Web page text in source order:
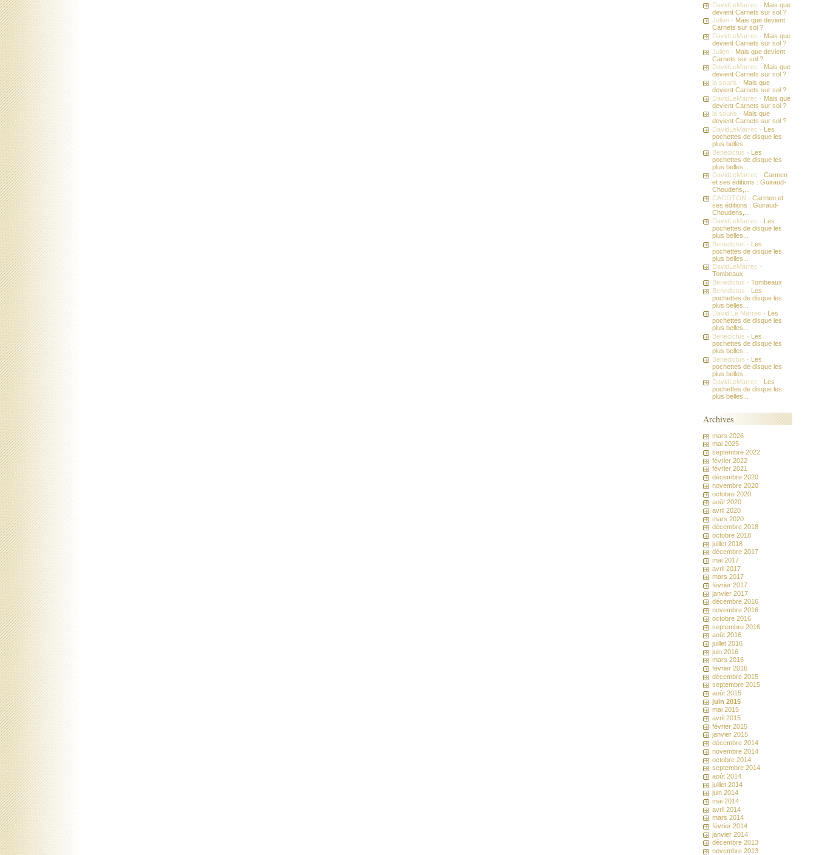
DavidLeMarrec - Mais que
devient Carnets sur sol ?
Julien - Mais que devient
Carnets sur sol ?
DavidLeMarrec - Mais que
devient Carnets sur sol ?
Julien - Mais que devient
Carnets sur sol ?
DavidLeMarrec - Mais que
devient Carnets sur sol ?
la souris - Mais que
devient Carnets sur sol ?
DavidLeMarrec - Mais que
devient Carnets sur sol ?
la souris - Mais que
devient Carnets sur sol ?
DavidLeMarrec - Les
pochettes de disque les
plus belles...
Benedictus - Les
pochettes de disque les
plus belles...
DavidLeMarrec -Carmen
et ses éditions : Guiraud-
Choudens,...
CACOTON -Carmen et
ses éditions : Guiraud-
Choudens,...
DavidLeMarrec - Les
pochettes de disque les
plus belles...
Benedictus - Les
pochettes de disque les
plus belles...
DavidLeMarrec -
Tombeaux
Benedictus -Tombeaux
Benedictus - Les
pochettes de disque les
plus belles...
David Le Marrec -
Les
pochettes de disque les
plus belles...
Benedictus - Les
pochettes de disque les
plus belles...
Benedictus - Les
pochettes de disque les
plus belles...
DavidLeMarrec -
Les
pochettes de disque les
plus belles...
Archives
mars 2026
mai 2025
septembre 2022
février 2022
février 2021
décembre 2020
novembre 2020
octobre 2020
août 2020
avril 2020
mars 2020
décembre 2018
octobre 2018
juillet 2018
décembre 2017
mai 2017
avril 2017
mars 2017
février 2017
janvier 2017
décembre 2016
novembre 2016
octobre 2016
septembre 2016
août 2016
juillet 2016
juin 2016
mars 2016
février 2016
décembre 2015
septembre 2015
août 2015
juin 2015
mai 2015
avril 2015
février 2015
janvier 2015
décembre 2014
novembre 2014
octobre 2014
septembre 2014
août 2014
juillet 2014
juin 2014
mai 2014
avril 2014
mars 2014
février 2014
janvier 2014
décembre 2013
novembre 2013